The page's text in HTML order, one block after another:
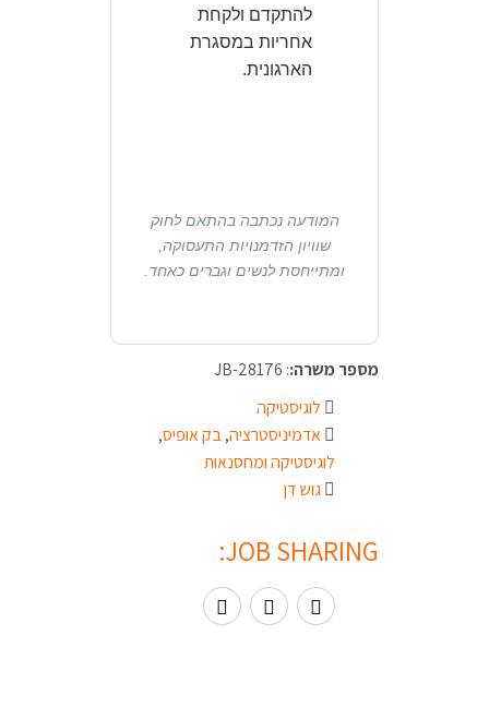
להתקדם ולקחת
אחריות במסגרת
הארגונית.
המודעה נכתבה בהתאם לחוק
שוויון הזדמנויות התעסוקה,
ומתייחסת לנשים וגברים כאחד.
מספר משרה:: JB-28176
לוגיסטיקה
אדמיניסטרציה,בק אופיס,
לוגיסטיקה ומחסנאות
גוש דן
JOB SHARING: